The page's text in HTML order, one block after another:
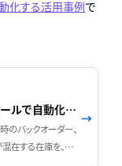
化する活用事例で
在庫の引き当てと出し分けを、ルールで自動化できます
のバックオーダー、
在する在庫を、
→